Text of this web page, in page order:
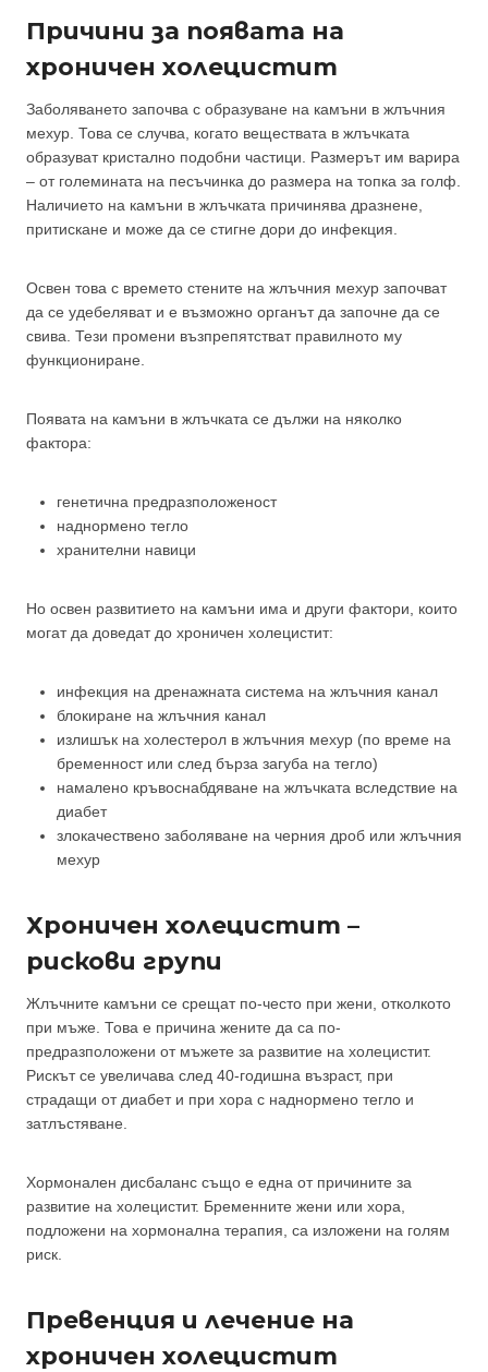
Причини за появата на
хроничен холецистит
Заболяването започва с образуване на камъни в жлъчния
мехур. Това се случва, когато веществата в жлъчката
образуват кристално подобни частици. Размерът им варира
– от големината на песъчинка до размера на топка за голф.
Наличието на камъни в жлъчката причинява дразнене,
притискане и може да се стигне дори до инфекция.
Освен това с времето стените на жлъчния мехур започват
да се удебеляват и е възможно органът да започне да се
свива. Тези промени възпрепятстват правилното му
функциониране.
Появата на камъни в жлъчката се дължи на няколко
фактора:
генетична предразположеност
наднормено тегло
хранителни навици
Но освен развитието на камъни има и други фактори, които
могат да доведат до хроничен холецистит:
инфекция на дренажната система на жлъчния канал
блокиране на жлъчния канал
излишък на холестерол в жлъчния мехур (по време на
бременност или след бърза загуба на тегло)
намалено кръвоснабдяване на жлъчката вследствие на
диабет
злокачествено заболяване на черния дроб или жлъчния
мехур
Хроничен холецистит –
рискови групи
Жлъчните камъни се срещат по-често при жени, отколкото
при мъже. Това е причина жените да са по-
предразположени от мъжете за развитие на холецистит.
Рискът се увеличава след 40-годишна възраст, при
страдащи от диабет и при хора с наднормено тегло и
затлъстяване.
Хормонален дисбаланс също е една от причините за
развитие на холецистит. Бременните жени или хора,
подложени на хормонална терапия, са изложени на голям
риск.
Превенция и лечение на
хроничен холецистит